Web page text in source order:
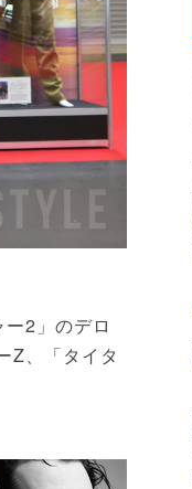
2」のデロ
Z、「タイタ